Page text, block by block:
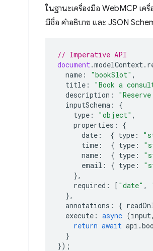
ในฐานะเครื่องมือ WebMCP เครื่
มีชื่อ คำอธิบาย และ JSON
// Imperative API
document .modelContext .
name : "bookSlot" ,
title : "Book a
description :
inputSchema :
{
type : "object" ,
properties :
{
date : { type :
time : { type :
name : { type :
email : { type :
},
required : [ "date" ,
},
annotations : {
execute : async (input,
return await api .
}
});